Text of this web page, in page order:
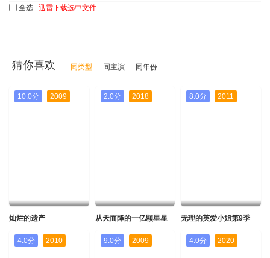
全选 迅雷下载选中文件
猜你喜欢 同类型 同主演 同年份
10.0分 2009
灿烂的遗产
2.0分 2018
从天而降的一亿颗星星
8.0分 2011
无理的英爱小姐第9季
4.0分 2010 9.0分 2009 4.0分 2020